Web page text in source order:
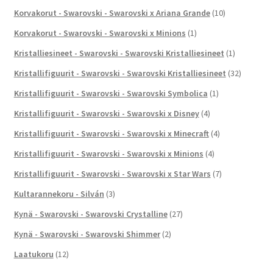
Korvakorut - Swarovski - Swarovski x Ariana Grande (10)
Korvakorut - Swarovski - Swarovski x Minions (1)
Kristalliesineet - Swarovski - Swarovski Kristalliesineet (1)
Kristallifiguurit - Swarovski - Swarovski Kristalliesineet (32)
Kristallifiguurit - Swarovski - Swarovski Symbolica (1)
Kristallifiguurit - Swarovski - Swarovski x Disney (4)
Kristallifiguurit - Swarovski - Swarovski x Minecraft (4)
Kristallifiguurit - Swarovski - Swarovski x Minions (4)
Kristallifiguurit - Swarovski - Swarovski x Star Wars (7)
Kultarannekoru - Silván (3)
Kynä - Swarovski - Swarovski Crystalline (27)
Kynä - Swarovski - Swarovski Shimmer (2)
Laatukoru (12)